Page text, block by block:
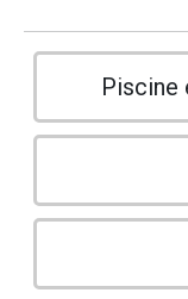
Piscine